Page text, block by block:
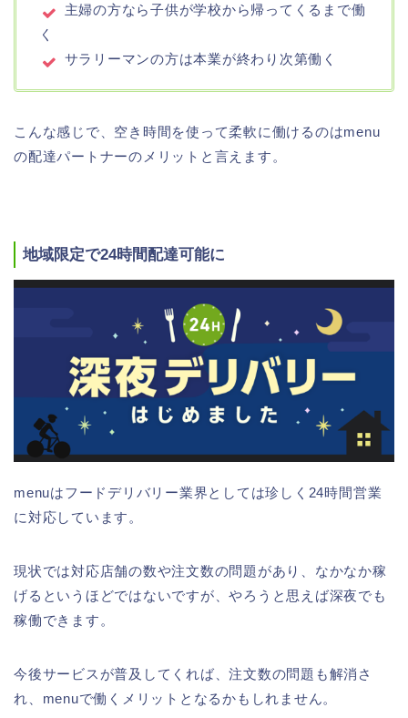
主婦の方なら子供が学校から帰ってくるまで働
く
サラリーマンの方は本業が終わり次第働く
こんな感じで、空き時間を使って柔軟に働けるのはmenu
の配達パートナーのメリットと言えます。
地域限定で24時間配達可能に
menuはフードデリバリー業界としては珍しく24時間営業
に対応しています。
現状では対応店舗の数や注文数の問題があり、なかなか稼
げるというほどではないですが、やろうと思えば深夜でも
稼働できます。
今後サービスが普及してくれば、注文数の問題も解消さ
れ、menuで働くメリットとなるかもしれません。